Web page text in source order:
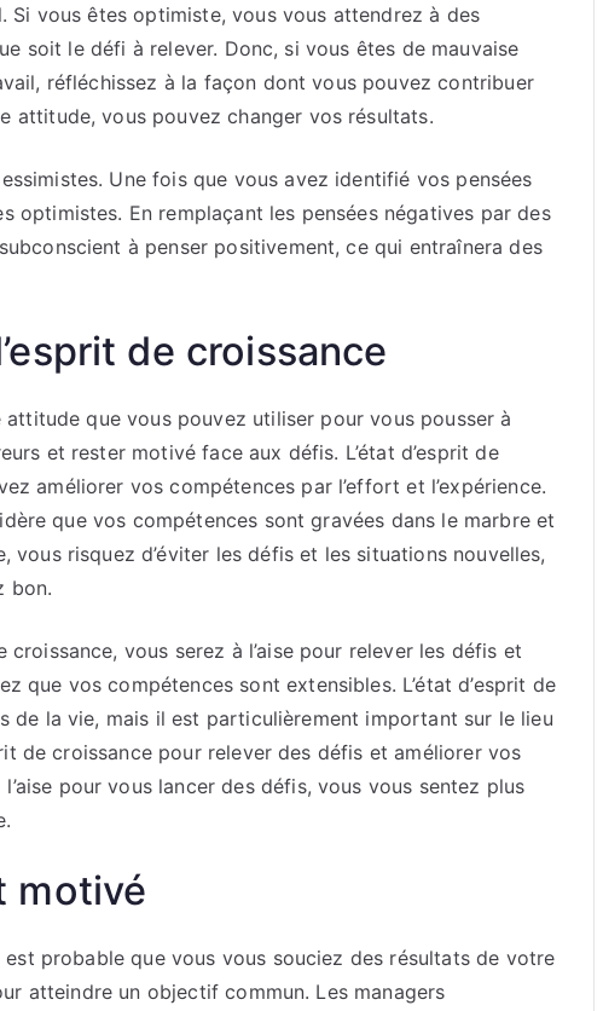
vous êtes optimiste, vous vous attendrez à des
soit le défi à relever. Donc, si vous êtes de mauvaise
réfléchissez à la façon dont vous pouvez contribuer
attitude, vous pouvez changer vos résultats.
Une fois que vous avez identifié vos pensées
optimistes. En remplaçant les pensées négatives par des
à penser positivement, ce qui entraînera des
de croissance
attitude que vous pouvez utiliser pour vous pousser à
et rester motivé face aux défis. L’état d’esprit de
améliorer vos compétences par l’effort et l’expérience.
que vos compétences sont gravées dans le marbre et
vous risquez d’éviter les défis et les situations nouvelles,
bon.
vous serez à l’aise pour relever les défis et
que vos compétences sont extensibles. L’état d’esprit de
de la vie, mais il est particulièrement important sur le lieu
de croissance pour relever des défis et améliorer vos
pour vous lancer des défis, vous vous sentez plus
motivé
probable que vous vous souciez des résultats de votre
atteindre un objectif commun. Les managers